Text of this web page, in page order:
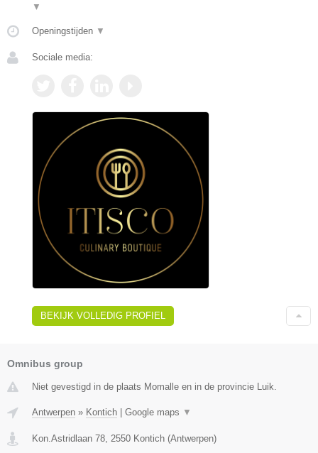
▼
Openingstijden ▼
Sociale media:
BEKIJK VOLLEDIG PROFIEL
Omnibus group
Niet gevestigd in de plaats Momalle en in de provincie Luik.
Antwerpen » Kontich Google maps ▼
Kon.Astridlaan 78 2550 Kontich (Antwerpen)